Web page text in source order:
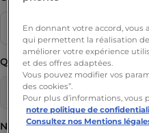
Quel programme vous
Nom
En donnant votre accord, vous
qui permettent la réalisation
améliorer votre expérience
et des offres adaptées.
Vous pouvez modifier vos
des cookies”.
Pour plus d’informations, vous
notre politique de
Consultez nos Mentions